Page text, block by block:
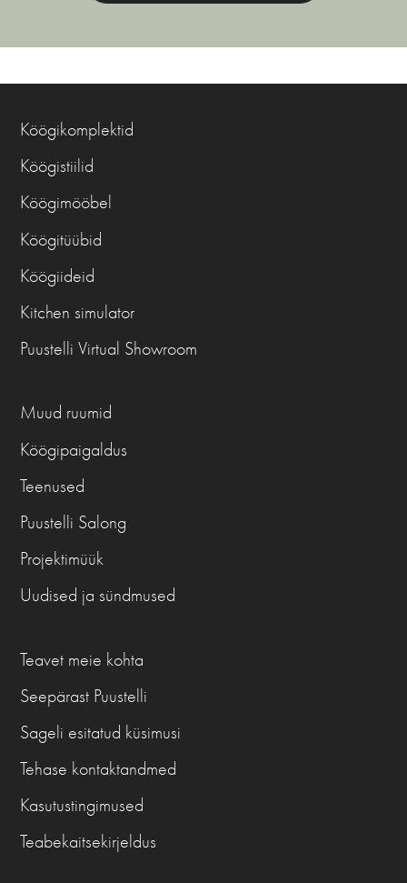
Köögikomplektid
Köögistiilid
Köögimööbel
Köögitüübid
Köögiideid
Kitchen simulator
Puustelli Virtual Showroom
Muud ruumid
Köögipaigaldus
Teenused
Puustelli Salong
Projektimüük
Uudised ja sündmused
Teavet meie kohta
Seepärast Puustelli
Sageli esitatud küsimusi
Tehase kontaktandmed
Kasutustingimused
Teabekaitsekirjeldus